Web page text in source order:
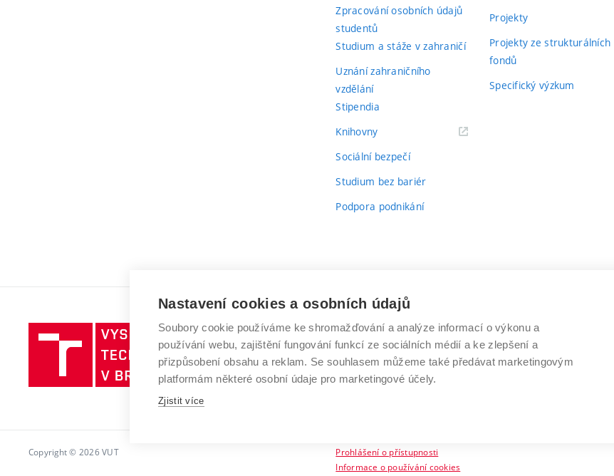
Zpracování osobních údajů
studentů
Studium a stáže v zahraničí
Uznání zahraničního
vzdělání
Stipendia
Knihovny(externí
Sociální bezpečí
Studium bez bariér
Podpora podnikání
Projekty
Projekty ze strukturálních
fondů
Specifický výzkum
Vysoké
učení
technické
v
VYSOKÉ UČENÍ TECHNICKÉ V BRNĚ
Antonínská 548/1
602 00 Brno
www.vut.cz
Copyright © 2026 VUT
Prohlášení o přístupnosti
Informace o používání cookies
Nastavení cookies a osobních údajů
Soubory cookie používáme ke shromažďování a analýze informací o výkonu a
používání webu, zajištění fungování funkcí ze sociálních médií a ke zlepšení a
přizpůsobení obsahu a reklam. Se souhlasem můžeme také předávat marketingovým
platformám některé osobní údaje pro marketingové účely.
Zjistit více